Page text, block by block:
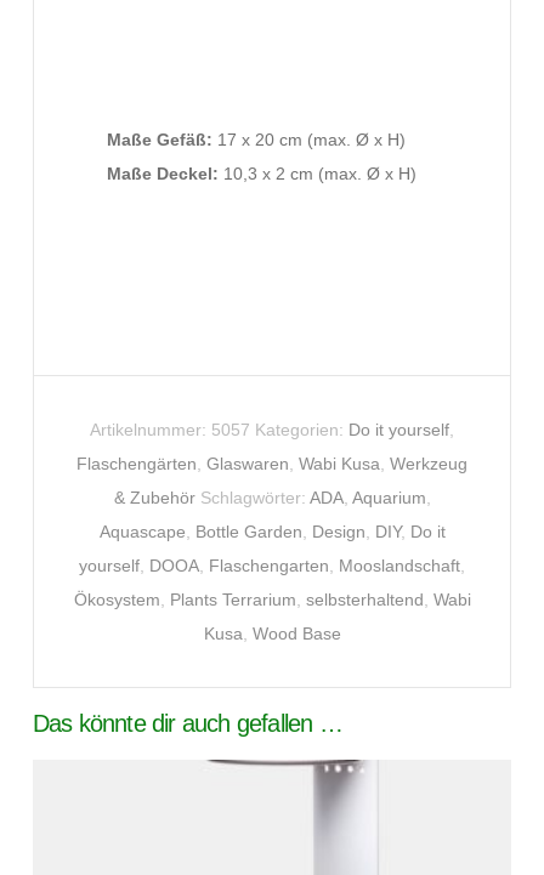
Maße Gefäß: 17 x 20 cm (max. Ø x H)
Maße Deckel: 10,3 x 2 cm (max. Ø x H)
Artikelnummer: 5057 Kategorien: Do it yourself
Flaschengärten Glaswaren Wabi Kusa Werkzeug
& Zubehör Schlagwörter: ADA, Aquarium
Aquascape
Bottle Garden Design DIY, Do it
yourself DOOA Flaschengarten Mooslandschaft
Ökosystem
Plants Terrarium selbsterhaltend Wabi
Kusa Wood Base
Das könnte dir auch gefallen …